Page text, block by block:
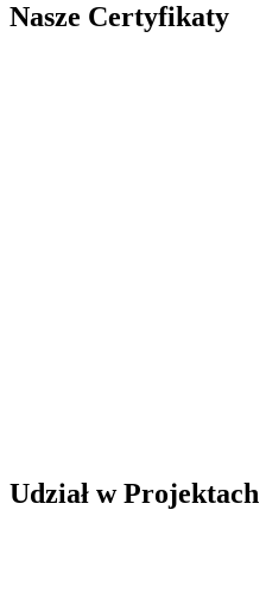
Nasze Certyfikaty
Udział w Projektach